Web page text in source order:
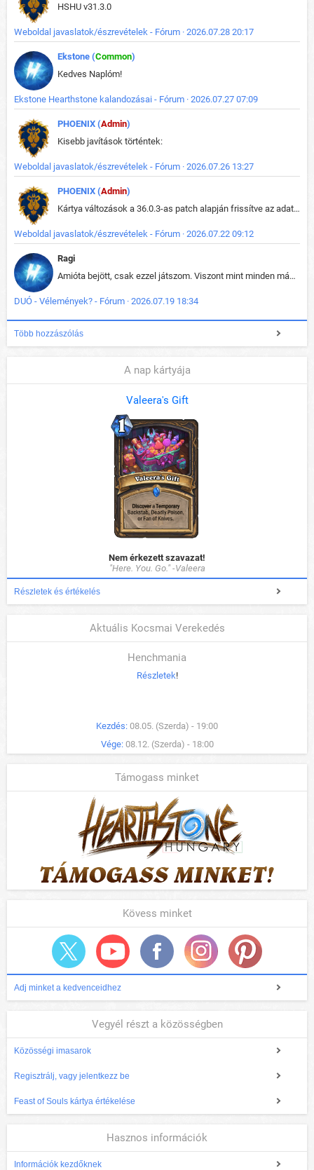
HSHU v31.3.0
Weboldal javaslatok/észrevételek - Fórum · 2026.07.28 20:17
Ekstone (Common)
Kedves Naplóm!
Ekstone Hearthstone kalandozásai - Fórum · 2026.07.27 07:09
PHOENIX (Admin)
Kisebb javítások történtek:
Weboldal javaslatok/észrevételek - Fórum · 2026.07.26 13:27
PHOENIX (Admin)
Kártya változások a 36.0.3-as patch alapján frissítve az adatbázisban (képek is cserélve).
Weboldal javaslatok/észrevételek - Fórum · 2026.07.22 09:12
Ragi
Amióta bejött, csak ezzel játszom. Viszont mint minden más - akár az alapjáték is, ez is baromira összetett lett. Néha már pár kör után is esélytelen az egész. Vagy irreállisan túltápol valaki, vagy lelép a partner, vagy csak hülye mint a segg. És amikor eljönne az én időm, na akkor jön el mindenki másé is. Engem jobban érdekelne, hogy ki milyen ratingen szokott játszani. Na ez lenne egy érdekes adat.
DUÓ - Vélemények? - Fórum · 2026.07.19 18:34
Több hozzászólás
A nap kártyája
Valeera's Gift
Nem érkezett szavazat!
"Here. You. Go." -Valeera
Részletek és értékelés
Aktuális Kocsmai Verekedés
Henchmania
Részletek!
Kezdés: 08.05. (Szerda) - 19:00
Vége: 08.12. (Szerda) - 18:00
Támogass minket
Kövess minket
Adj minket a kedvenceidhez
Vegyél részt a közösségben
Közösségi imasarok
Regisztrálj, vagy jelentkezz be
Feast of Souls kártya értékelése
Hasznos információk
Információk kezdőknek